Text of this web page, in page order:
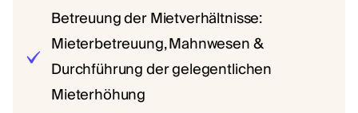
Betreuung der Mietverhältnisse:
Mieterbetreuung, Mahnwesen &
Durchführung der gelegentlichen
Mieterhöhung